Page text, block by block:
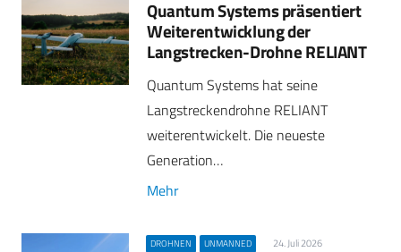
Quantum Systems präsentiert
Weiterentwicklung der
Langstrecken-Drohne RELIANT
Quantum Systems hat seine
Langstreckendrohne RELIANT
weiterentwickelt. Die neueste
Generation…
Mehr
DROHNEN UNMANNED 24. Juli 2026